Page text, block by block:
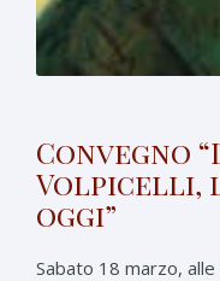
Convegno
Volpicelli,
oggi”
Sabato 18 marzo,